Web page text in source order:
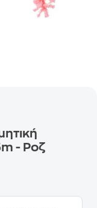
- Ροζ